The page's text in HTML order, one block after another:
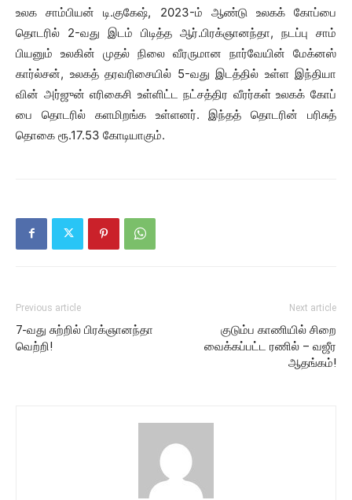
உலக சாம்​பியன் டி.கு​கேஷ், 2023-ம் ஆண்டு உலகக் கோப்பை
தொடரில் 2-வது இடம் பிடித்த ஆர்​.பிரக்​ஞானந்​தா, நடப்பு சாம்​
பியனும் உலகின் முதல் நிலை வீரரு​மான நார்​வே​யின் மேக்​னஸ்
கார்ல்​சன், உலகத் தரவரிசை​யில் 5-வது இடத்​தில் உள்ள இந்​தி​யா​
வின் அர்​ஜுன் எரி​கைசி உள்​ளிட்ட நட்​சத்​திர வீரர்​கள்​ உலகக்​ கோப்​
பை தொடரில்​ களமிறங்​க உள்​ளனர்​. இந்​தத்​ தொடரின்​ பரிசுத்​
தொகை ரூ.17.53 கோடி​யாகும்​.
Previous article
7-வது சுற்றில் பிரக்ஞானந்தா
வெற்றி!
Next article
குடும்ப காணியில் சிறை
வைக்கப்பட்ட ரணில் – வஜீர
ஆதங்கம்!